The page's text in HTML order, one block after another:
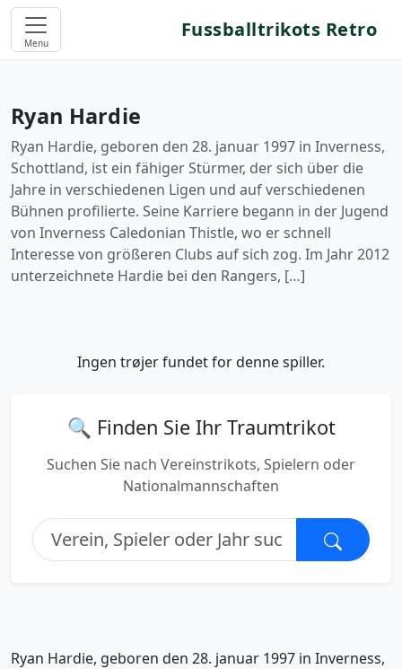
Menu
Fussballtrikots Retro
Ryan Hardie
Ryan Hardie, geboren den 28. januar 1997 in Inverness,
Schottland, ist ein fähiger Stürmer, der sich über die
Jahre in verschiedenen Ligen und auf verschiedenen
Bühnen profilierte. Seine Karriere begann in der Jugend
von Inverness Caledonian Thistle, wo er schnell
Interesse von größeren Clubs auf sich zog. Im Jahr 2012
unterzeichnete Hardie bei den Rangers, […]
Ingen trøjer fundet for denne spiller.
🔍 Finden Sie Ihr Traumtrikot
Suchen Sie nach Vereinstrikots, Spielern oder
Nationalmannschaften
Ryan Hardie, geboren den 28. januar 1997 in Inverness,